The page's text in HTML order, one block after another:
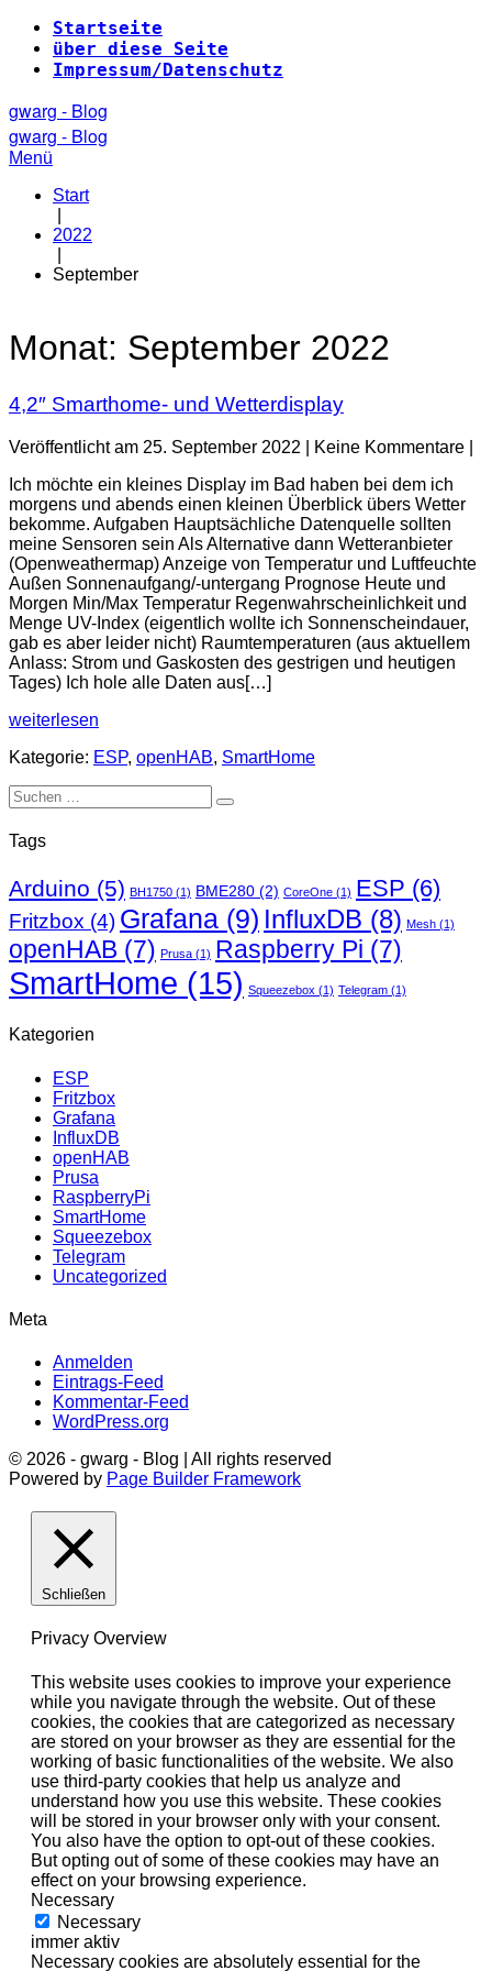
Zum
Inhalt
springen
Startseite
über diese Seite
Impressum/Datenschutz
gwarg - Blog
gwarg - Blog
Menü
Start
2022
September
Monat: September 2022
4,2″ Smarthome- und Wetterdisplay
Veröffentlicht am 25. September 2022 Keine Kommentare
Ich möchte ein kleines Display im Bad haben bei dem ich
morgens und abends einen kleinen Überblick übers Wetter
bekomme. Aufgaben Hauptsächliche Datenquelle sollten
meine Sensoren sein Als Alternative dann Wetteranbieter
(Openweathermap) Anzeige von Temperatur und Luftfeuchte
Außen Sonnenaufgang/-untergang Prognose Heute und
Morgen Min/Max Temperatur Regenwahrscheinlichkeit und
Menge UV-Index (eigentlich wollte ich Sonnenscheindauer,
gab es aber leider nicht) Raumtemperaturen (aus aktuellem
Anlass: Strom und Gaskosten des gestrigen und heutigen
Tages) Ich hole alle Daten aus[…]
weiterlesen
und
Kategorie: ESP, openHAB, SmartHome
Suchen
nach:
Tags
Arduino (5) BH1750 (1) BME280 (2) CoreOne (1) ESP (6)
Fritzbox (4) Grafana (9) InfluxDB (8) Mesh (1)
openHAB (7) Prusa (1) Raspberry Pi (7)
SmartHome (15) Squeezebox (1) Telegram (1)
Kategorien
ESP
Fritzbox
Grafana
InfluxDB
openHAB
Prusa
RaspberryPi
SmartHome
Squeezebox
Telegram
Uncategorized
Meta
Anmelden
Eintrags-Feed
Kommentar-Feed
WordPress.org
© 2026 - gwarg - Blog | All rights reserved
Powered by Page Builder Framework
Schließen
Privacy Overview
This website uses cookies to improve your experience
while you navigate through the website. Out of these
cookies, the cookies that are categorized as necessary
are stored on your browser as they are essential for the
working of basic functionalities of the website. We also
use third-party cookies that help us analyze and
understand how you use this website. These cookies
will be stored in your browser only with your consent.
You also have the option to opt-out of these cookies.
But opting out of some of these cookies may have an
effect on your browsing experience.
Necessary
Necessary
immer aktiv
Necessary cookies are absolutely essential for the